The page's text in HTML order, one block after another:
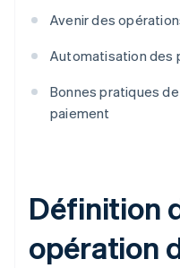
Avenir des
Automatisation des
Bonnes pratiques
paiement
Définition
opération